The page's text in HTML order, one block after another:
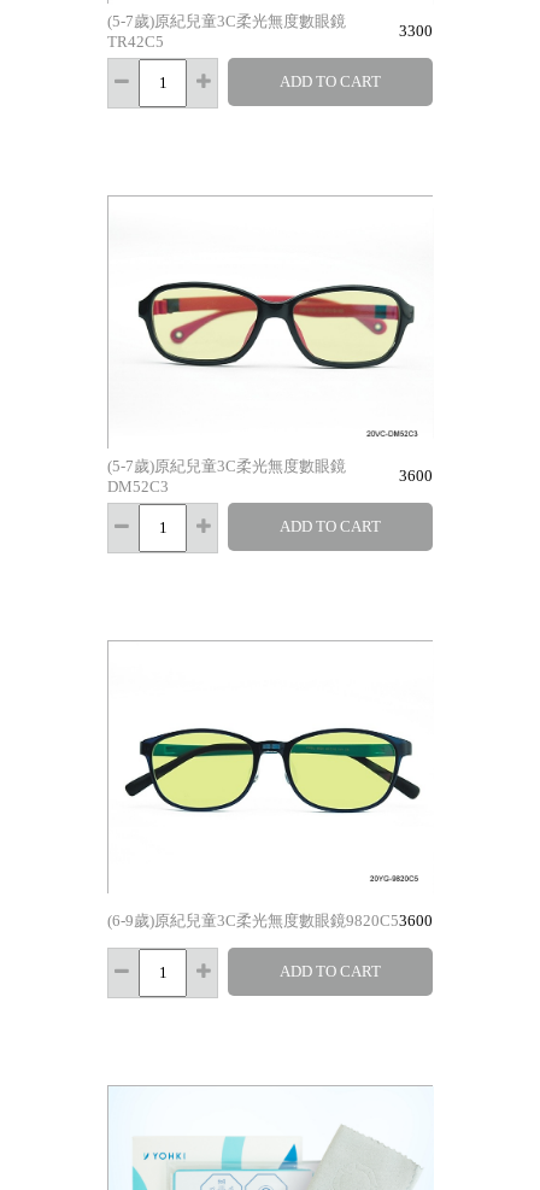
(5-7歲)原紀兒童3C柔光無度數眼鏡
TR42C5
3300
ADD TO CART
(5-7歲)原紀兒童3C柔光無度數眼鏡
DM52C3
3600
ADD TO CART
(6-9歲)原紀兒童3C柔光無度數眼鏡9820C53600
ADD TO CART